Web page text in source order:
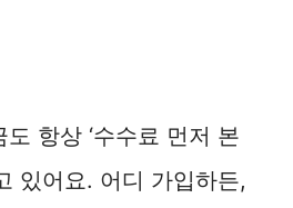
항상 ‘수수료 먼저 본
있어요. 어디 가입하든,